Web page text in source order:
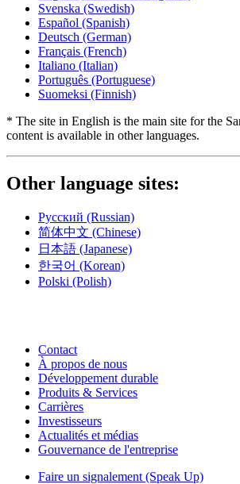
Svenska (Swedish)
Español (Spanish)
Deutsch (German)
Français (French)
Italiano (Italian)
Português (Portuguese)
Suomeksi (Finnish)
* The site in English is the main site for the
content is available in other languages.
Other language sites:
Русский (Russian)
简体中文 (Chinese)
日本語 (Japanese)
한국어 (Korean)
Polski (Polish)
Contact
À propos de nous
Développement durable
Produits & Services
Carrières
Investisseurs
Actualités et médias
Gouvernance de l'entreprise
Faire un signalement (Speak Up)